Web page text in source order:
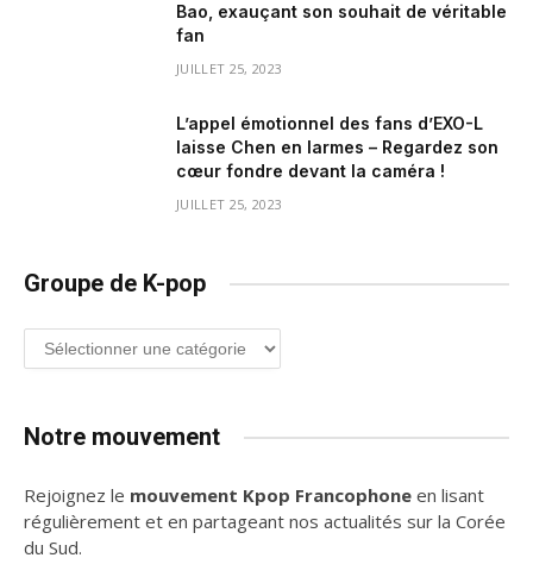
Bao, exauçant son souhait de véritable
fan
JUILLET 25, 2023
L’appel émotionnel des fans d’EXO-L
laisse Chen en larmes – Regardez son
cœur fondre devant la caméra !
JUILLET 25, 2023
Groupe de K-pop
Groupe
de
Notre mouvement
Rejoignez le mouvement Kpop Francophone en lisant
régulièrement et en partageant nos actualités sur la Corée
du Sud.